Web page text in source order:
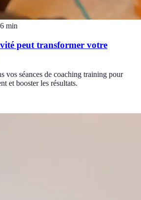
6 min
peut transformer votre
vos séances de coaching training pour
et booster les résultats.